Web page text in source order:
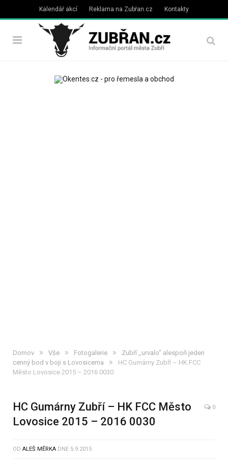
Kalendář akcí Reklama na Zubřan.cz Kontakty
Domov » Vše » Fotogalerie »
Zubří ,,urvalo" alespoň jeden
cenný bod v boji s Lovosicema
»
HC Gumárny Zubří – HK FCC
Město Lovosice 2015 – 2016 0030
HC Gumárny Zubří – HK FCC Město
Lovosice 2015 – 2016 0030
0
OD ALEŠ MĚRKA DNE 5.9.2015